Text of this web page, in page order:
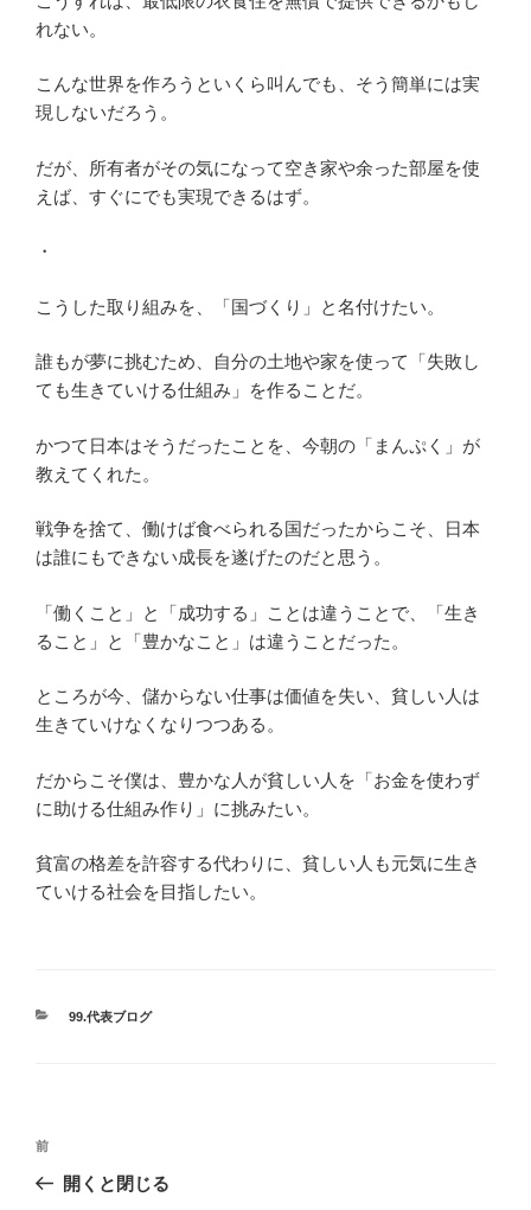
れない。
こんな世界を作ろうといくら叫んでも、そう簡単には実
現しないだろう。
だが、所有者がその気になって空き家や余った部屋を使
えば、すぐにでも実現できるはず。
・
こうした取り組みを、「国づくり」と名付けたい。
誰もが夢に挑むため、自分の土地や家を使って「失敗し
ても生きていける仕組み」を作ることだ。
かつて日本はそうだったことを、今朝の「まんぷく」が
教えてくれた。
戦争を捨て、働けば食べられる国だったからこそ、日本
は誰にもできない成長を遂げたのだと思う。
「働くこと」と「成功する」ことは違うことで、「生き
ること」と「豊かなこと」は違うことだった。
ところが今、儲からない仕事は価値を失い、貧しい人は
生きていけなくなりつつある。
だからこそ僕は、豊かな人が貧しい人を「お金を使わず
に助ける仕組み作り」に挑みたい。
貧富の格差を許容する代わりに、貧しい人も元気に生き
ていける社会を目指したい。
カ
99.代表ブログ
投
前
の
前
開くと閉じる